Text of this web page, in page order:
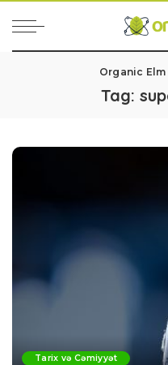
Organic Elm
Tag:
Tarix və Cəmiyyət